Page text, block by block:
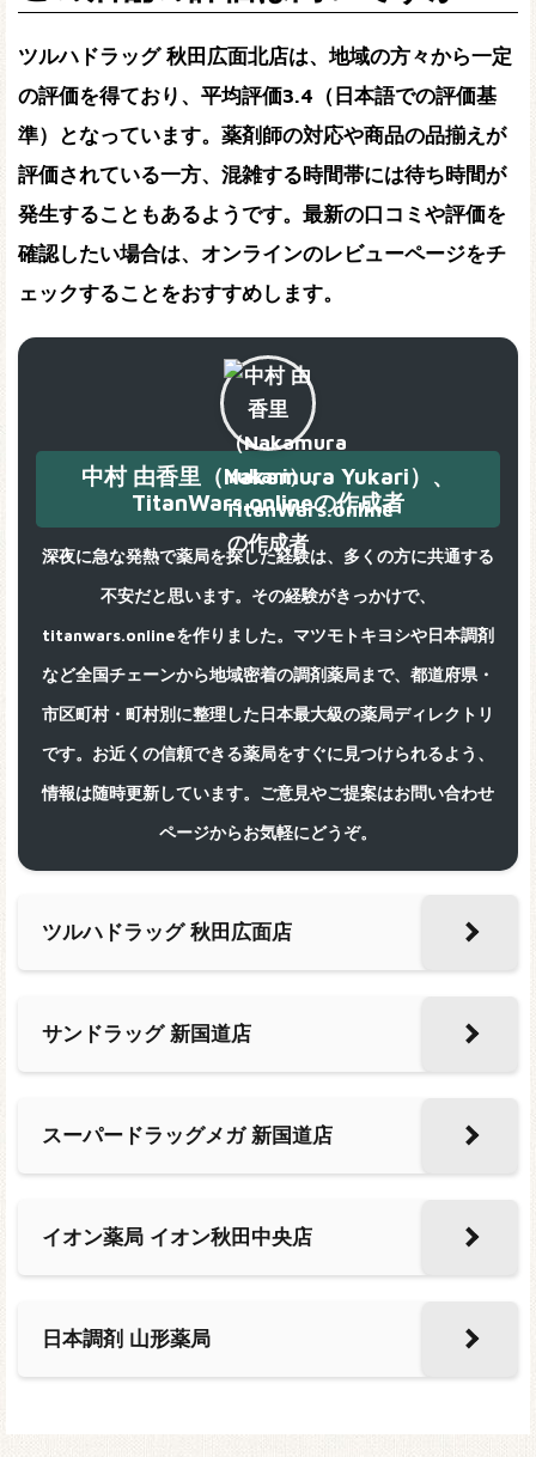
ツルハドラッグ 秋田広面北店は、地域の方々から一定
の評価を得ており、平均評価3.4（日本語での評価基
準）となっています。薬剤師の対応や商品の品揃えが
評価されている一方、混雑する時間帯には待ち時間が
発生することもあるようです。最新の口コミや評価を
確認したい場合は、オンラインのレビューページをチ
ェックすることをおすすめします。
中村 由香里（Nakamura Yukari）、
TitanWars.onlineの作成者
深夜に急な発熱で薬局を探した経験は、多くの方に共通する
不安だと思います。その経験がきっかけで、
titanwars.onlineを作りました。マツモトキヨシや日本調剤
など全国チェーンから地域密着の調剤薬局まで、都道府県・
市区町村・町村別に整理した日本最大級の薬局ディレクトリ
です。お近くの信頼できる薬局をすぐに見つけられるよう、
情報は随時更新しています。ご意見やご提案はお問い合わせ
ページからお気軽にどうぞ。
ツルハドラッグ 秋田広面店
サンドラッグ 新国道店
スーパードラッグメガ 新国道店
イオン薬局 イオン秋田中央店
日本調剤 山形薬局